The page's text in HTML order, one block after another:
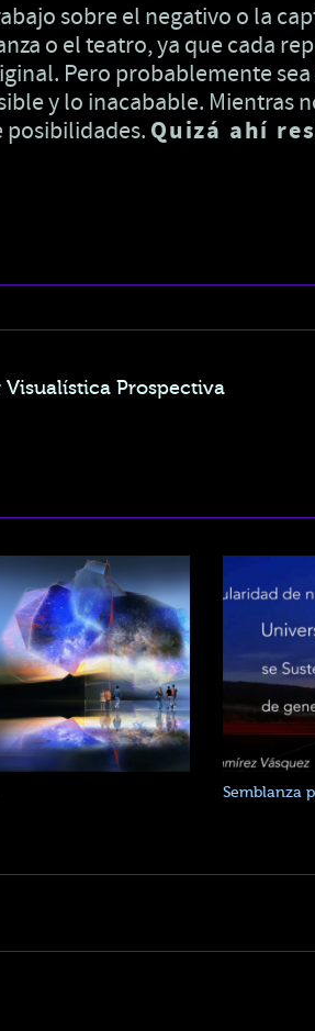
sobre el negativo o la
o el teatro, ya que cada
Pero probablemente
y lo inacabable. Mientras
posibilidades. Quizá ahí
Prospectiva
Semblanza